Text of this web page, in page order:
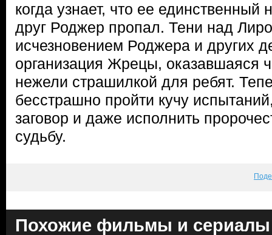
когда узнает, что ее единственный
друг Роджер пропал. Тени над
исчезновением Роджера и других
организация Жрецы, оказавшаяся
нежели страшилкой для ребят.
бесстрашно пройти кучу
заговор и даже исполнить
судьбу.
Похожие фильмы и сериалы